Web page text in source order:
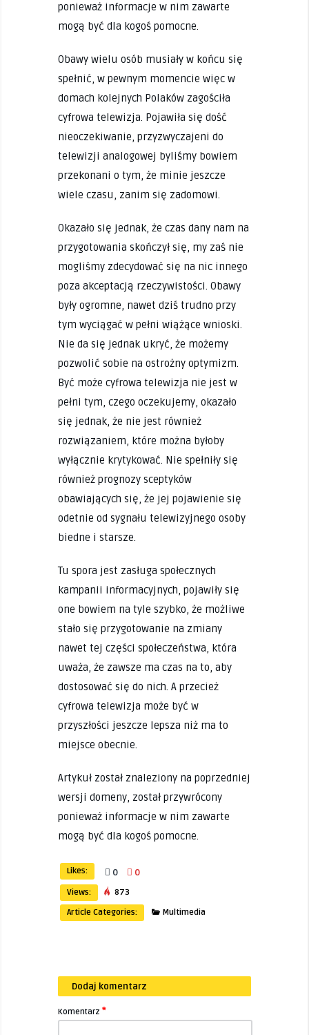
ponieważ informacje w nim zawarte
mogą być dla kogoś pomocne.
Obawy wielu osób musiały w końcu się
spełnić, w pewnym momencie więc w
domach kolejnych Polaków zagościła
cyfrowa telewizja. Pojawiła się dość
nieoczekiwanie, przyzwyczajeni do
telewizji analogowej byliśmy bowiem
przekonani o tym, że minie jeszcze
wiele czasu, zanim się zadomowi.
Okazało się jednak, że czas dany nam na
przygotowania skończył się, my zaś nie
mogliśmy zdecydować się na nic innego
poza akceptacją rzeczywistości. Obawy
były ogromne, nawet dziś trudno przy
tym wyciągać w pełni wiążące wnioski.
Nie da się jednak ukryć, że możemy
pozwolić sobie na ostrożny optymizm.
Być może cyfrowa telewizja nie jest w
pełni tym, czego oczekujemy, okazało
się jednak, że nie jest również
rozwiązaniem, które można byłoby
wyłącznie krytykować. Nie spełniły się
również prognozy sceptyków
obawiających się, że jej pojawienie się
odetnie od sygnału telewizyjnego osoby
biedne i starsze.
Tu spora jest zasługa społecznych
kampanii informacyjnych, pojawiły się
one bowiem na tyle szybko, że możliwe
stało się przygotowanie na zmiany
nawet tej części społeczeństwa, która
uważa, że zawsze ma czas na to, aby
dostosować się do nich. A przecież
cyfrowa telewizja może być w
przyszłości jeszcze lepsza niż ma to
miejsce obecnie.
Artykuł został znaleziony na poprzedniej
wersji domeny, został przywrócony
ponieważ informacje w nim zawarte
mogą być dla kogoś pomocne.
Likes: 0 0
Views:
873
Article Categories:
Multimedia
Dodaj komentarz
Komentarz *